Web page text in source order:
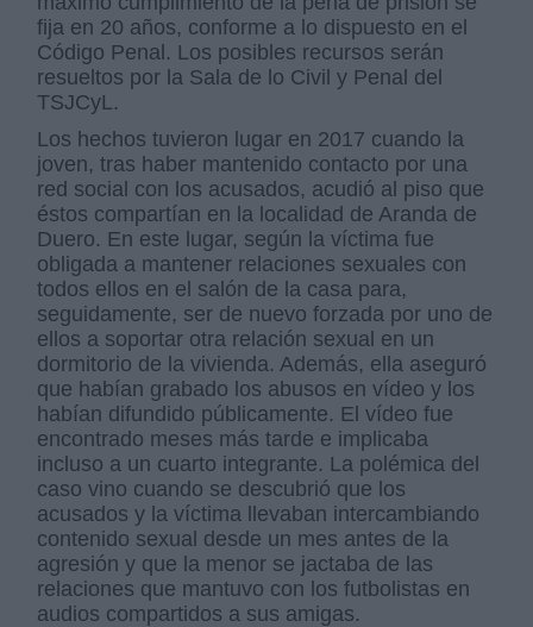
fija en 20 años, conforme a lo dispuesto en el
Código Penal. Los posibles recursos serán
resueltos por la Sala de lo Civil y Penal del
TSJCyL.
Los hechos tuvieron lugar en 2017 cuando la
joven, tras haber mantenido contacto por una
red social con los acusados, acudió al piso que
éstos compartían en la localidad de Aranda de
Duero. En este lugar, según la víctima fue
obligada a mantener relaciones sexuales con
todos ellos en el salón de la casa para,
seguidamente, ser de nuevo forzada por uno de
ellos a soportar otra relación sexual en un
dormitorio de la vivienda. Además, ella aseguró
que habían grabado los abusos en vídeo y los
habían difundido públicamente. El vídeo fue
encontrado meses más tarde e implicaba
incluso a un cuarto integrante. La polémica del
caso vino cuando se descubrió que los
acusados y la víctima llevaban intercambiando
contenido sexual desde un mes antes de la
agresión y que la menor se jactaba de las
relaciones que mantuvo con los futbolistas en
audios compartidos a sus amigas.